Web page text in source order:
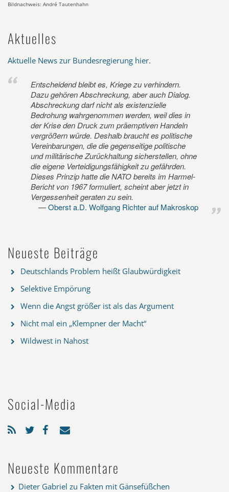
Bildnachweis: André Tautenhahn
Aktuelles
Aktuelle News zur Bundesregierung hier.
Entscheidend bleibt es, Kriege zu verhindern.
Dazu gehören Abschreckung, aber auch Dialog.
Abschreckung darf nicht als existenzielle
Bedrohung wahrgenommen werden, weil dies in
der Krise den Druck zum präemptiven Handeln
vergrößern würde. Deshalb braucht es politische
Vereinbarungen, die die gegenseitige politische
und militärische Zurückhaltung sicherstellen, ohne
die eigene Verteidigungsfähigkeit zu gefährden.
Dieses Prinzip hatte die NATO bereits im Harmel-
Bericht von 1967 formuliert, scheint aber jetzt in
Vergessenheit geraten zu sein.
Oberst a.D. Wolfgang Richter auf Makroskop
Neueste Beiträge
Deutschlands Problem heißt Glaubwürdigkeit
Selektive Empörung
Wenn die Angst größer ist als das Argument
Nicht mal ein „Klempner der Macht“
Wildwest in Nahost
Social-Media
Neueste Kommentare
Dieter Gabriel zu Fakten mit Gänsefüßchen